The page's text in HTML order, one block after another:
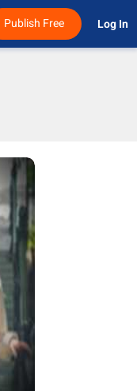
Publish Free Log In